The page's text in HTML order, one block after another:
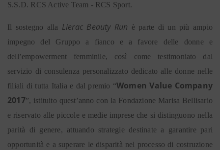
S.S.D. RCS Active Team - RCS Sport.
Il sostegno alla Lierac Beauty Run è parte di un più ampio
impegno del Gruppo a fianco e a favore delle donne e
dell’empowerment femminile, così come testimoniato dal
servizio di consulenza personalizzato dedicato alle donne nelle
filiali di tutta Italia e dal premio “Women Value Company
2017”, istituito quest’anno con la Fondazione Marisa Bellisario
e riservato alle piccole e medie imprese che si distinguono nella
parità di genere, attuando strategie destinate a garantire pari
opportunità e a superare le disparità nel processo di costruzione